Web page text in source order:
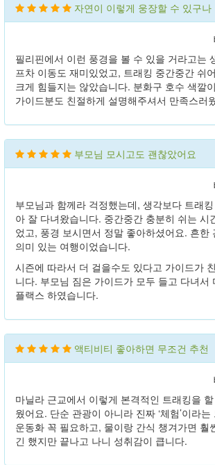
자연이 이렇게 웅장할 수 있구나
필리핀에서 이런 풍경을 볼 수 있을 거라고는
프차 이동도 재미있었고, 트래킹 중간중간 쉬
크게 힘들지는 않았습니다. 분화구 호수 색깔
가이드분도 친절하게 설명해주셔서 만족스러
부모님 모시고도 괜찮았어요
부모님과 함께라 걱정했는데, 생각보다 트래
아 잘 다녀왔습니다. 중간중간 충분히 쉬는 시
었고, 풍경 보시면서 정말 좋아하셨어요. 흔한
의미 있는 여행이었습니다.
시즌에 따라서 더 걸을수도 있다고 가이드가
니다. 부모님 짐은 가이드가 모두 들고 다녀서
플랙스 하였습니다.
액티비티 좋아하면 무조건 추천
마닐라 근교에서 이렇게 본격적인 트래킹을
웠어요. 단순 관광이 아니라 진짜 ‘체험’이라
운동화 꼭 필요하고, 물이랑 간식 챙겨가면 훨
긴 했지만 끝나고 나니 성취감이 큽니다.